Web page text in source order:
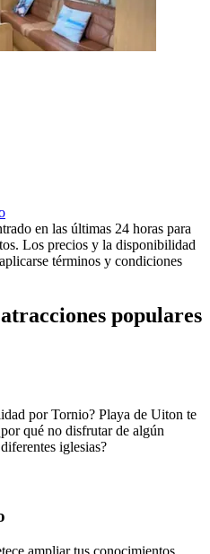
en las últimas 24 horas para
Los precios y la disponibilidad
términos y condiciones
populares
por Tornio? Playa de Uiton te
qué no disfrutar de algún
iglesias?
ampliar tus conocimientos